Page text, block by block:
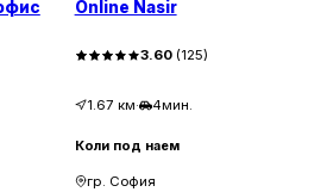
Online Nasir
3.60(125)
1.67 км· 4мин.
Коли под наем
гр. София